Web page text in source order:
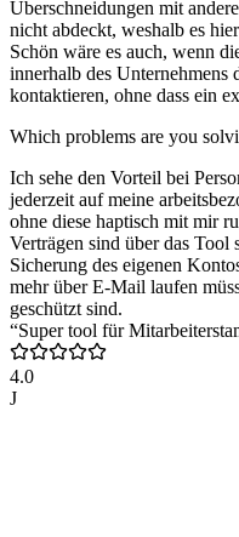
Überschneidungen mit
nicht abdeckt, weshalb es
Schön wäre es auch, wenn
innerhalb des Unternehmens
kontaktieren, ohne dass ein
Which problems are you
Ich sehe den Vorteil bei
jederzeit auf meine
ohne diese haptisch mit mir
Verträgen sind über das
Sicherung des eigenen
mehr über E-Mail laufen
geschützt sind.
“Super tool für
4.0
J